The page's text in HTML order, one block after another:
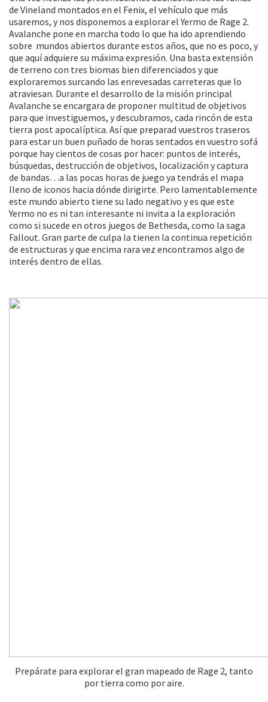
de Vineland montados en el Fenix, el vehículo que más
usaremos, y nos disponemos a explorar el Yermo de Rage 2.
Avalanche pone en marcha todo lo que ha ido aprendiendo
sobre mundos abiertos durante estos años, que no es poco, y
que aquí adquiere su máxima expresión. Una basta extensión
de terreno con tres biomas bien diferenciados y que
exploraremos surcando las enrevesadas carreteras que lo
atraviesan. Durante el desarrollo de la misión principal
Avalanche se encargara de proponer multitud de objetivos
para que investiguemos, y descubramos, cada rincón de esta
tierra post apocalíptica. Así que preparad vuestros traseros
para estar un buen puñado de horas sentados en vuestro sofá
porque hay cientos de cosas por hacer: puntos de interés,
búsquedas, destrucción de objetivos, localización y captura
de bandas…a las pocas horas de juego ya tendrás el mapa
lleno de iconos hacia dónde dirigirte. Pero lamentablemente
este mundo abierto tiene su lado negativo y es que este
Yermo no es ni tan interesante ni invita a la exploración
como si sucede en otros juegos de Bethesda, como la saga
Fallout. Gran parte de culpa la tienen la continua repetición
de estructuras y que encima rara vez encontramos algo de
interés dentro de ellas.
Prepárate para explorar el gran mapeado de Rage 2, tanto
por tierra como por aire.